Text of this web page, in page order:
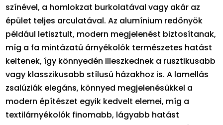
színével, a homlokzat burkolatával vagy akár az
épület teljes arculatával. Az alumínium redőnyök
például letisztult, modern megjelenést biztosítanak,
míg a fa mintázatú árnyékolók természetes hatást
keltenek, így könnyedén illeszkednek a rusztikusabb
vagy klasszikusabb stílusú házakhoz is. A lamellás
zsalúziák elegáns, könnyed megjelenésükkel a
modern építészet egyik kedvelt elemei, míg a
textilárnyékolók finomabb, lágyabb hatást